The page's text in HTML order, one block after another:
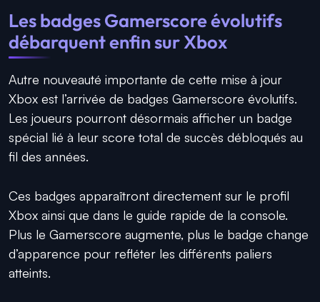
Les badges Gamerscore évolutifs
débarquent enfin sur Xbox
Autre nouveauté importante de cette mise à jour
Xbox est l’arrivée de badges Gamerscore évolutifs.
Les joueurs pourront désormais afficher un badge
spécial lié à leur score total de succès débloqués au
fil des années.
Ces badges apparaîtront directement sur le profil
Xbox ainsi que dans le guide rapide de la console.
Plus le Gamerscore augmente, plus le badge change
d’apparence pour refléter les différents paliers
atteints.